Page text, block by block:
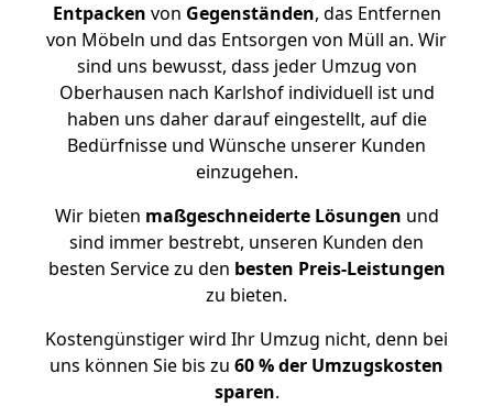
Entpacken von Gegenständen, das Entfernen
von Möbeln und das Entsorgen von Müll an. Wir
sind uns bewusst, dass jeder Umzug von
Oberhausen nach Karlshof individuell ist und
haben uns daher darauf eingestellt, auf die
Bedürfnisse und Wünsche unserer Kunden
einzugehen.
Wir bieten maßgeschneiderte Lösungen und
sind immer bestrebt, unseren Kunden den
besten Service zu den besten Preis-Leistungen
zu bieten.
Kostengünstiger wird Ihr Umzug nicht, denn bei
uns können Sie bis zu 60 % der Umzugskosten
sparen.